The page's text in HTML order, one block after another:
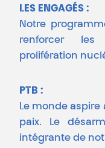
LES ENGAGÉS :
Notre
renforcer les
prolifération
PTB :
Le monde aspire
paix. Le
intégrante de